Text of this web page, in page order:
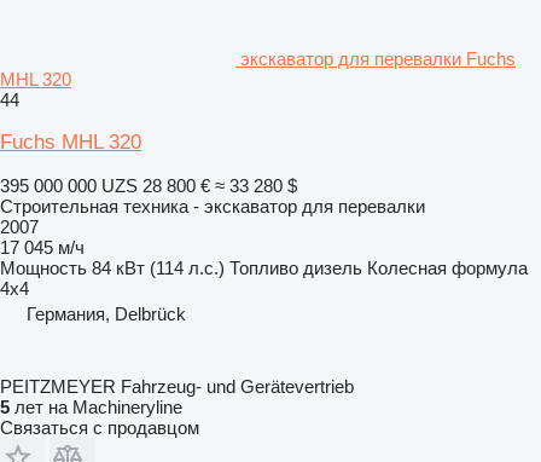
экскаватор для перевалки Fuchs
MHL 320
44
Fuchs MHL 320
395 000 000 UZS 28 800 € ≈ 33 280 $
Строительная техника - экскаватор для перевалки
2007
17 045 м/ч
Мощность 84 кВт (114 л.с.) Топливо дизель Колесная формула
4x4
Германия, Delbrück
PEITZMEYER Fahrzeug- und Gerätevertrieb
5 лет на Machineryline
Связаться с продавцом